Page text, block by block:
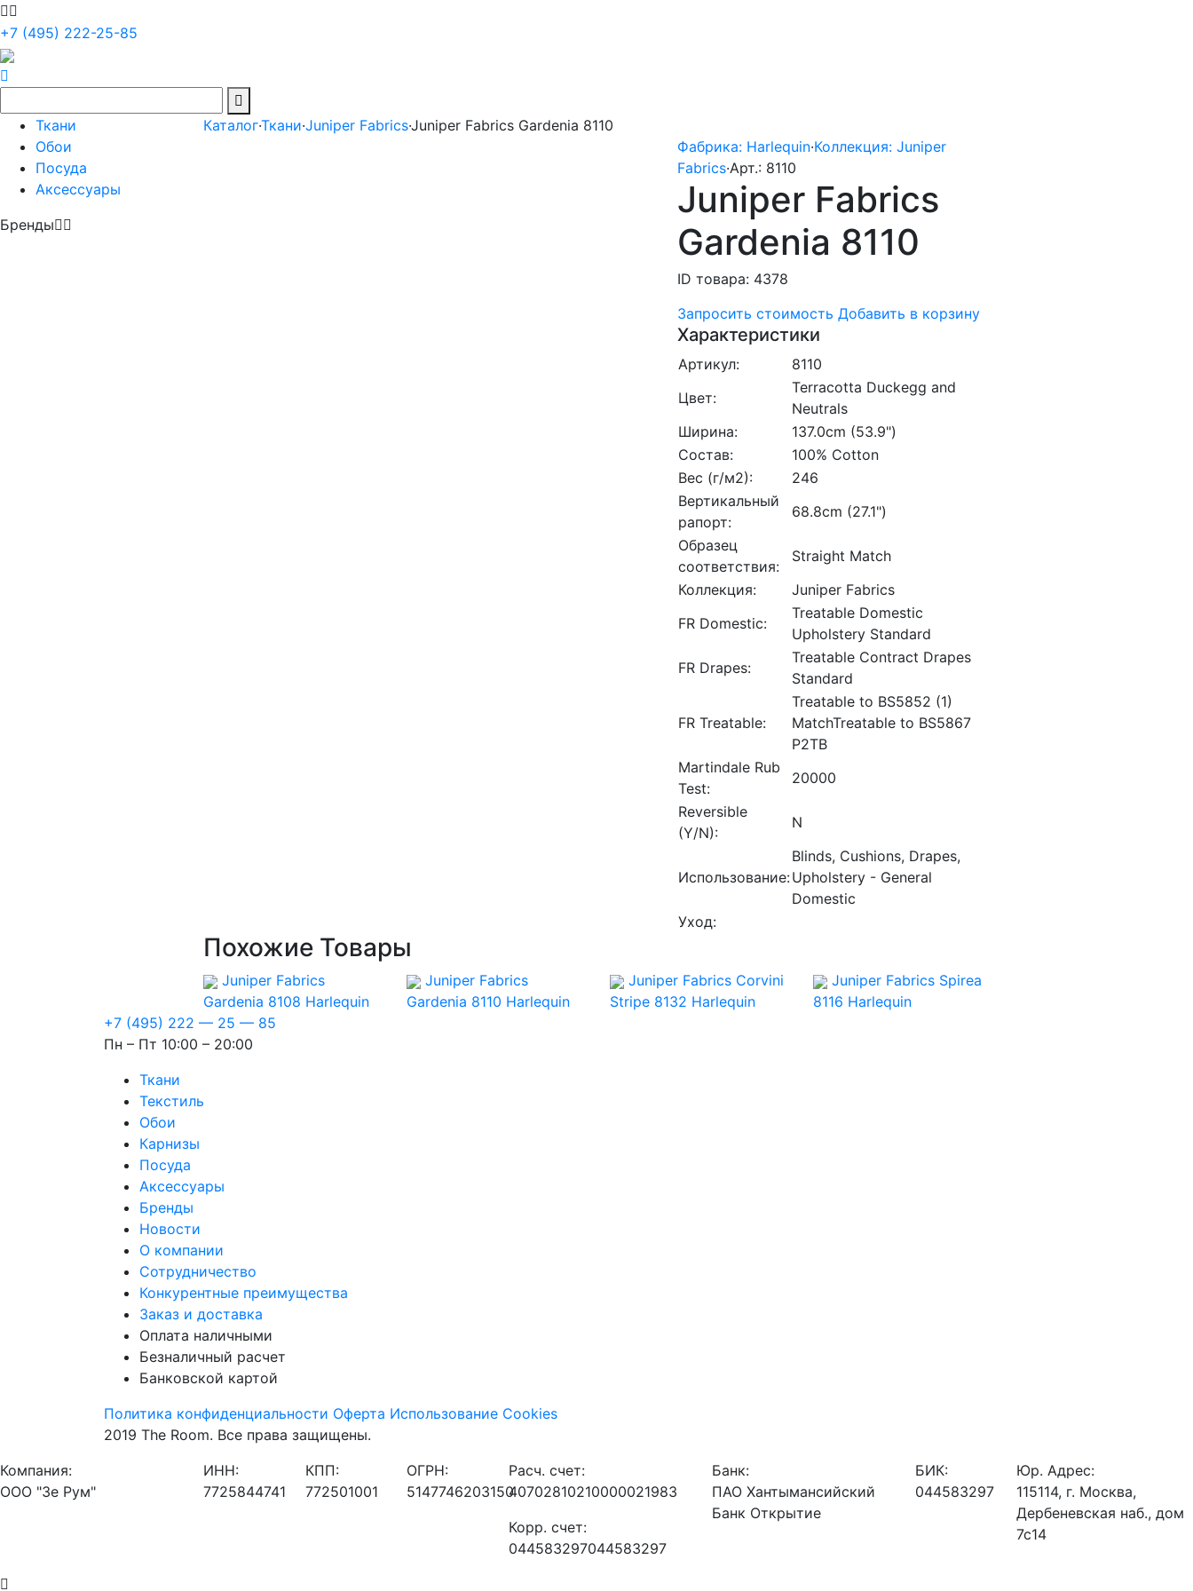
+7 (495) 222-25-85
Ткани
Обои
Посуда
Аксессуары
Бренды
Каталог·Ткани·Juniper Fabrics·Juniper Fabrics Gardenia 8110
Фабрика: Harlequin·Коллекция: Juniper
Fabrics·Арт.: 8110
Juniper Fabrics
Gardenia 8110
ID товара: 4378
Запросить стоимость Добавить в корзину
Характеристики
Артикул:
8110
Цвет:
Terracotta Duckegg and
Neutrals
Ширина:
137.0cm (53.9")
Состав:
100% Cotton
Вес (г/м2):
246
Вертикальный
рапорт:
68.8cm (27.1")
Образец
соответствия:
Straight Match
Коллекция:
Juniper Fabrics
FR Domestic:
Treatable Domestic
Upholstery Standard
FR Drapes:
Treatable Contract Drapes
Standard
FR Treatable:
Treatable to BS5852 (1)
MatchTreatable to BS5867
P2TB
Martindale Rub
Test:
20000
Reversible
(Y/N):
N
Использование:
Blinds, Cushions, Drapes,
Upholstery - General
Domestic
Уход:
Похожие Товары
Juniper Fabrics
Gardenia 8108 Harlequin
Juniper Fabrics
Gardenia 8110 Harlequin
Juniper Fabrics Corvini
Stripe 8132 Harlequin
Juniper Fabrics Spirea
8116 Harlequin
+7 (495) 222 — 25 — 85
Пн – Пт 10:00 – 20:00
Ткани
Текстиль
Обои
Карнизы
Посуда
Аксессуары
Бренды
Новости
О компании
Сотрудничество
Конкурентные преимущества
Заказ и доставка
Оплата наличными
Безналичный расчет
Банковской картой
Политика конфиденциальности Оферта Использование Cookies
2019 The Room. Все права защищены.
Компания:
ООО "Зе Рум"
ИНН:
7725844741
КПП:
772501001
ОГРН:
5147746203150
Расч. счет:
40702810210000021983
Корр. счет:
044583297044583297
Банк:
ПАО Хантымансийский
Банк Открытие
БИК:
044583297
Юр. Адрес:
115114, г. Москва,
Дербеневская наб., дом
7с14